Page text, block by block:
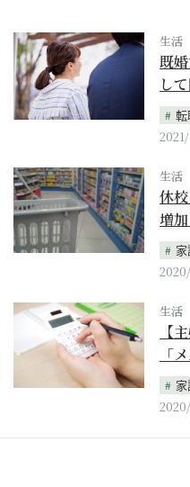
生活
既
し
生活
休
増
生活
【
「